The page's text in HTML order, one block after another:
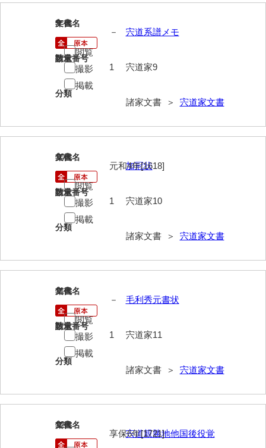
小田家文書（山口市吉敷）
小田家文書（柳井市金屋）
小田家文書（柳井市和田）
小田家文書（山口市下小鯖）
梶山家文書
鍛冶利吉文書
片岡トミ子自作農地木札
堅田家文書（一般郷土伝来）
堅田家文書（山口市２）
片山家文書（阿東町）
片山家文書（下関市豊浦）
片山家文書（美和町）
月輪寺文書
桂家文書（防府市）
9
文書名
宍道系譜メモ
請求番号
宍道家9
分類
諸家文書 ＞ 宍道家文書
年代
－
数量
1
閲覧
撮影
掲載
10
文書名
加冠状
請求番号
宍道家10
分類
諸家文書 ＞ 宍道家文書
年代
元和4年[1618]
数量
1
閲覧
撮影
掲載
11
文書名
毛利秀元書状
請求番号
宍道家11
分類
諸家文書 ＞ 宍道家文書
年代
－
数量
1
閲覧
撮影
掲載
12
文書名
宍道親勝地他国後役覚
年代
享保6年[1721]